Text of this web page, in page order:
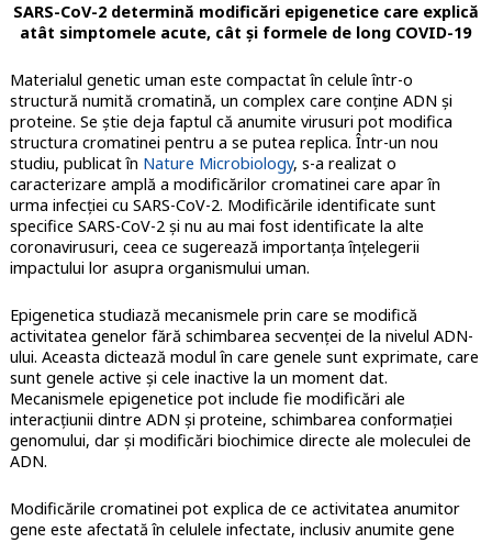
SARS-CoV-2 determină modificări epigenetice care explică
atât simptomele acute, cât și formele de long COVID-19
Materialul genetic uman este compactat în celule într-o
structură numită cromatină, un complex care conține ADN și
proteine. Se știe deja faptul că anumite virusuri pot modifica
structura cromatinei pentru a se putea replica. Într-un nou
studiu, publicat în Nature Microbiology, s-a realizat o
caracterizare amplă a modificărilor cromatinei care apar în
urma infecției cu SARS-CoV-2. Modificările identificate sunt
specifice SARS-CoV-2 și nu au mai fost identificate la alte
coronavirusuri, ceea ce sugerează importanța înțelegerii
impactului lor asupra organismului uman.
Epigenetica studiază mecanismele prin care se modifică
activitatea genelor fără schimbarea secvenței de la nivelul ADN-
ului. Aceasta dictează modul în care genele sunt exprimate, care
sunt genele active și cele inactive la un moment dat.
Mecanismele epigenetice pot include fie modificări ale
interacțiunii dintre ADN și proteine, schimbarea conformației
genomului, dar și modificări biochimice directe ale moleculei de
ADN.
Modificările cromatinei pot explica de ce activitatea anumitor
gene este afectată în celulele infectate, inclusiv anumite gene